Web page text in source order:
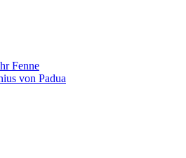
Fenne
von Padua